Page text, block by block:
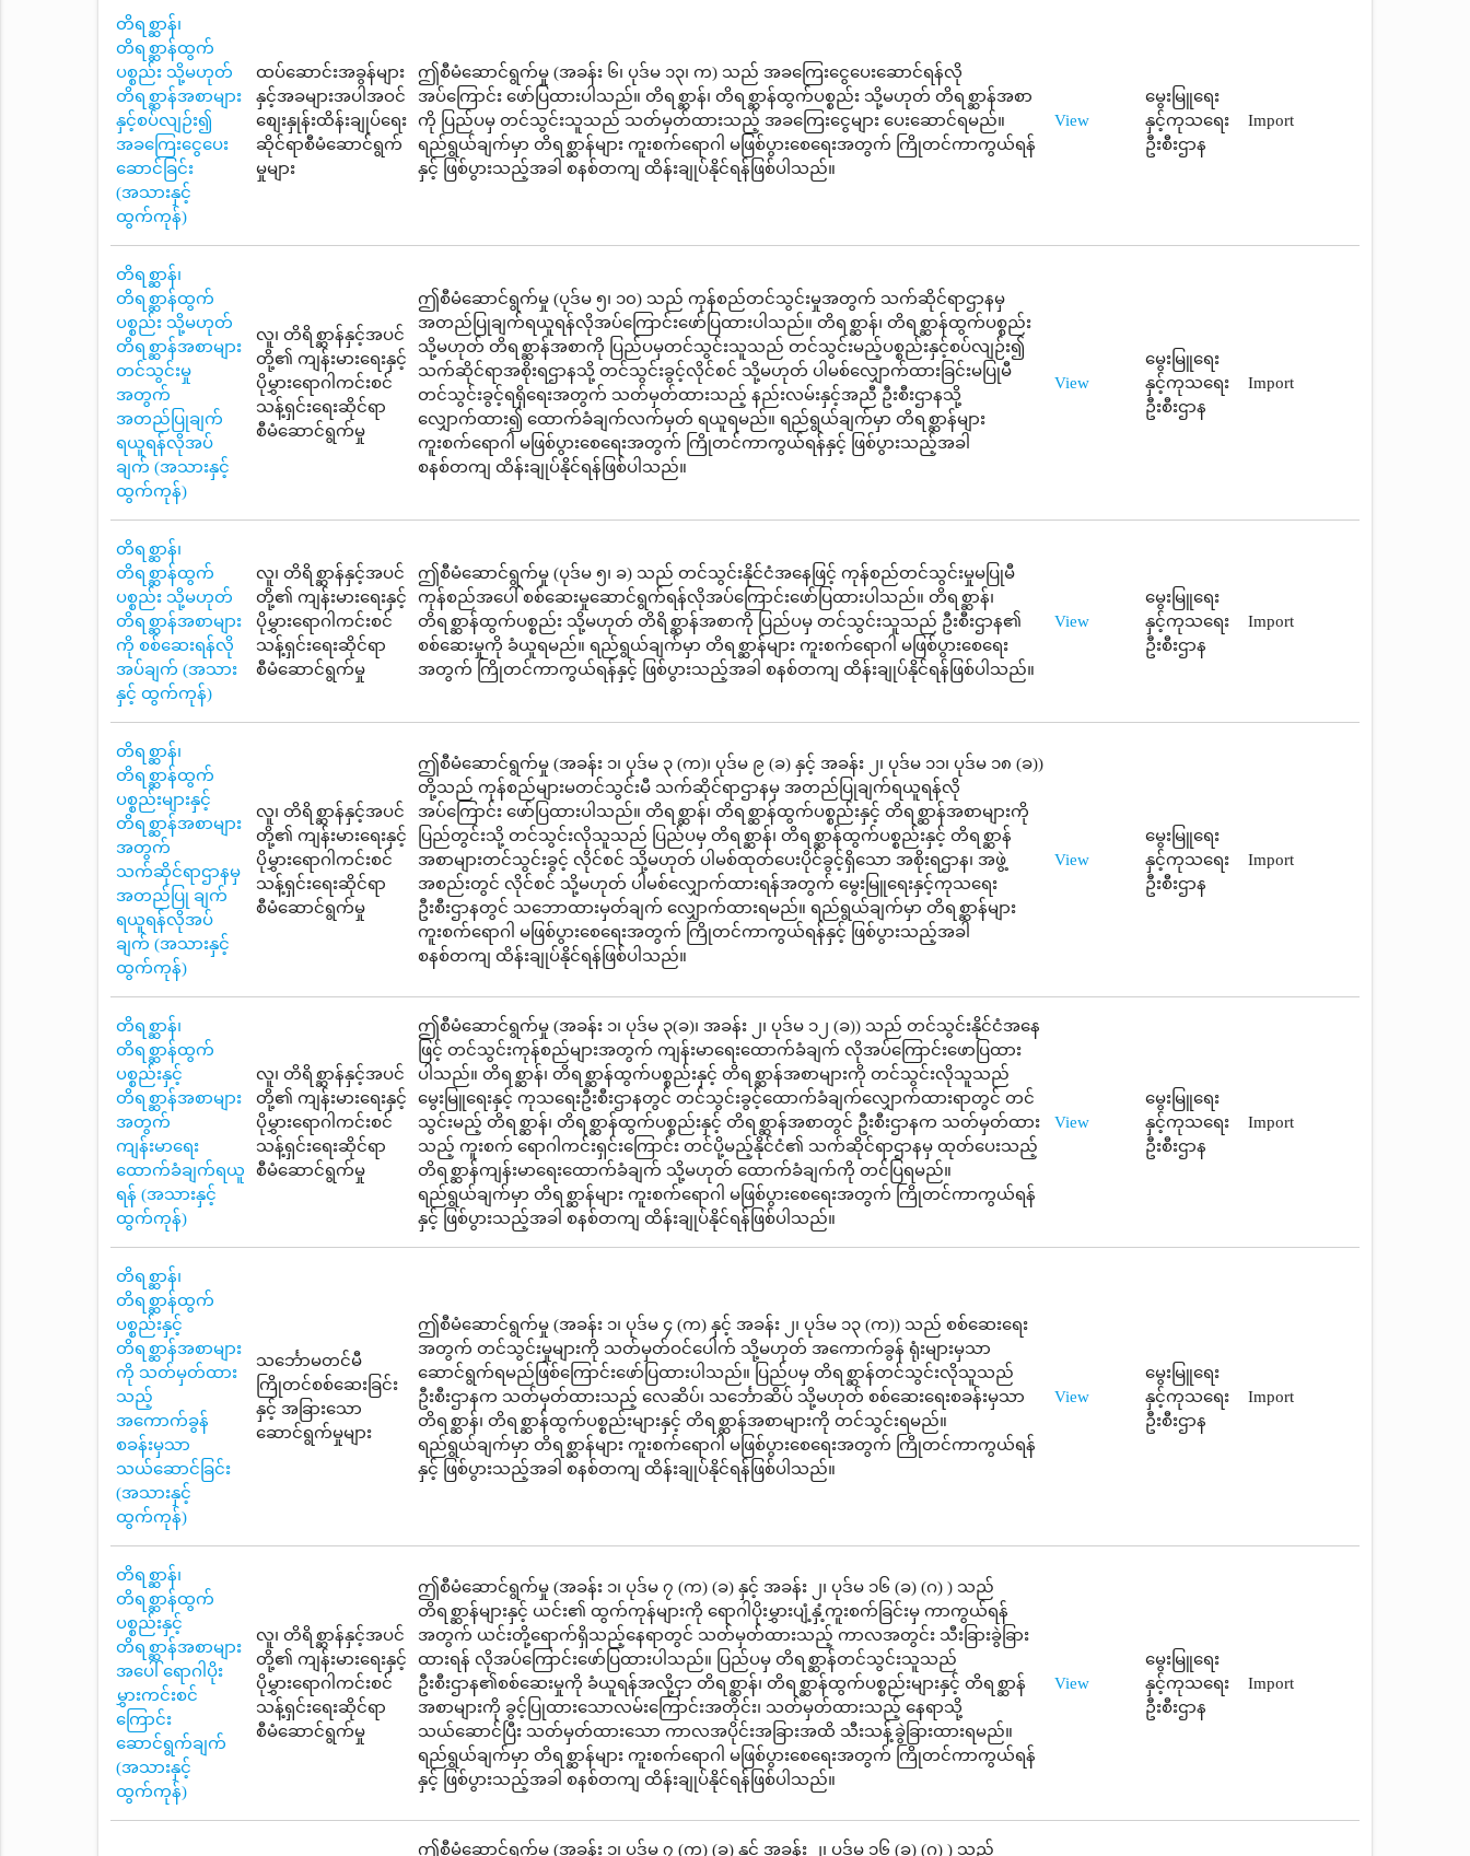
တိရစ္ဆာန်၊
တိရစ္ဆာန်ထွက်
ပစ္စည်း သို့မဟုတ်
တိရစ္ဆာန်အစာများ
နှင့်စပ်လျဉ်း၍
အခကြေးငွေပေး
ဆောင်ခြင်း
(အသားနှင့်
ထွက်ကုန်)
ထပ်ဆောင်းအခွန်များ
နှင့်အခများအပါအဝင်
စျေးနှုန်းထိန်းချုပ်ရေး
ဆိုင်ရာစီမံဆောင်ရွက်
မှုများ
ဤစီမံဆောင်ရွက်မှု (အခန်း ၆၊ ပုဒ်မ ၁၃၊ က) သည် အခကြေးငွေပေးဆောင်ရန်လို
အပ်ကြောင်း ဖော်ပြထားပါသည်။ တိရစ္ဆာန်၊ တိရစ္ဆာန်ထွက်ပစ္စည်း သို့မဟုတ် တိရစ္ဆာန်အစာ
ကို ပြည်ပမှ တင်သွင်းသူသည် သတ်မှတ်ထားသည့် အခကြေးငွေများ ပေးဆောင်ရမည်။
ရည်ရွယ်ချက်မှာ တိရစ္ဆာန်များ ကူးစက်ရောဂါ မဖြစ်ပွားစေရေးအတွက် ကြိုတင်ကာကွယ်ရန်
နှင့် ဖြစ်ပွားသည့်အခါ စနစ်တကျ ထိန်းချုပ်နိုင်ရန်ဖြစ်ပါသည်။
View
မွေးမြူရေး
နှင့်ကုသရေး
ဦးစီးဌာန
Import
တိရစ္ဆာန်၊
တိရစ္ဆာန်ထွက်
ပစ္စည်း သို့မဟုတ်
တိရစ္ဆာန်အစာများ
တင်သွင်းမှု
အတွက်
အတည်ပြုချက်
ရယူရန်လိုအပ်
ချက် (အသားနှင့်
ထွက်ကုန်)
လူ၊ တိရိစ္ဆာန်နှင့်အပင်
တို့၏ ကျန်းမားရေးနှင့်
ပိုမွှားရောဂါကင်းစင်
သန့်ရှင်းရေးဆိုင်ရာ
စီမံဆောင်ရွက်မှု
ဤစီမံဆောင်ရွက်မှု (ပုဒ်မ ၅၊ ၁၀) သည် ကုန်စည်တင်သွင်းမှုအတွက် သက်ဆိုင်ရာဌာနမှ
အတည်ပြုချက်ရယူရန်လိုအပ်ကြောင်းဖော်ပြထားပါသည်။ တိရစ္ဆာန်၊ တိရစ္ဆာန်ထွက်ပစ္စည်း
သို့မဟုတ် တိရစ္ဆာန်အစာကို ပြည်ပမှတင်သွင်းသူသည် တင်သွင်းမည့်ပစ္စည်းနှင့်စပ်လျဉ်း၍
သက်ဆိုင်ရာအစိုးရဌာနသို့ တင်သွင်းခွင့်လိုင်စင် သို့မဟုတ် ပါမစ်လျှောက်ထားခြင်းမပြုမီ
တင်သွင်းခွင့်ရရှိရေးအတွက် သတ်မှတ်ထားသည့် နည်းလမ်းနှင့်အညီ ဦးစီးဌာနသို့
လျှောက်ထား၍ ထောက်ခံချက်လက်မှတ် ရယူရမည်။ ရည်ရွယ်ချက်မှာ တိရစ္ဆာန်များ
ကူးစက်ရောဂါ မဖြစ်ပွားစေရေးအတွက် ကြိုတင်ကာကွယ်ရန်နှင့် ဖြစ်ပွားသည့်အခါ
စနစ်တကျ ထိန်းချုပ်နိုင်ရန်ဖြစ်ပါသည်။
View
မွေးမြူရေး
နှင့်ကုသရေး
ဦးစီးဌာန
Import
တိရစ္ဆာန်၊
တိရစ္ဆာန်ထွက်
ပစ္စည်း သို့မဟုတ်
တိရစ္ဆာန်အစာများ
ကို စစ်ဆေးရန်လို
အပ်ချက် (အသား
နှင့် ထွက်ကုန်)
လူ၊ တိရိစ္ဆာန်နှင့်အပင်
တို့၏ ကျန်းမားရေးနှင့်
ပိုမွှားရောဂါကင်းစင်
သန့်ရှင်းရေးဆိုင်ရာ
စီမံဆောင်ရွက်မှု
ဤစီမံဆောင်ရွက်မှု (ပုဒ်မ ၅၊ ခ) သည် တင်သွင်းနိုင်ငံအနေဖြင့် ကုန်စည်တင်သွင်းမှုမပြုမီ
ကုန်စည်အပေါ် စစ်ဆေးမှုဆောင်ရွက်ရန်လိုအပ်ကြောင်းဖော်ပြထားပါသည်။ တိရစ္ဆာန်၊
တိရစ္ဆာန်ထွက်ပစ္စည်း သို့မဟုတ် တိရိစ္ဆာန်အစာကို ပြည်ပမှ တင်သွင်းသူသည် ဦးစီးဌာန၏
စစ်ဆေးမှုကို ခံယူရမည်။ ရည်ရွယ်ချက်မှာ တိရစ္ဆာန်များ ကူးစက်ရောဂါ မဖြစ်ပွားစေရေး
အတွက် ကြိုတင်ကာကွယ်ရန်နှင့် ဖြစ်ပွားသည့်အခါ စနစ်တကျ ထိန်းချုပ်နိုင်ရန်ဖြစ်ပါသည်။
View
မွေးမြူရေး
နှင့်ကုသရေး
ဦးစီးဌာန
Import
တိရစ္ဆာန်၊
တိရစ္ဆာန်ထွက်
ပစ္စည်းများနှင့်
တိရစ္ဆာန်အစာများ
အတွက်
သက်ဆိုင်ရာဌာနမှ
အတည်ပြု ချက်
ရယူရန်လိုအပ်
ချက် (အသားနှင့်
ထွက်ကုန်)
လူ၊ တိရိစ္ဆာန်နှင့်အပင်
တို့၏ ကျန်းမားရေးနှင့်
ပိုမွှားရောဂါကင်းစင်
သန့်ရှင်းရေးဆိုင်ရာ
စီမံဆောင်ရွက်မှု
ဤစီမံဆောင်ရွက်မှု (အခန်း ၁၊ ပုဒ်မ ၃ (က)၊ ပုဒ်မ ၉ (ခ) နှင့် အခန်း ၂၊ ပုဒ်မ ၁၁၊ ပုဒ်မ ၁၈ (ခ))
တို့သည် ကုန်စည်များမတင်သွင်းမီ သက်ဆိုင်ရာဌာနမှ အတည်ပြုချက်ရယူရန်လို
အပ်ကြောင်း ဖော်ပြထားပါသည်။ တိရစ္ဆာန်၊ တိရစ္ဆာန်ထွက်ပစ္စည်းနှင့် တိရစ္ဆာန်အစာများကို
ပြည်တွင်းသို့ တင်သွင်းလိုသူသည် ပြည်ပမှ တိရစ္ဆာန်၊ တိရစ္ဆာန်ထွက်ပစ္စည်းနှင့် တိရစ္ဆာန်
အစာများတင်သွင်းခွင့် လိုင်စင် သို့မဟုတ် ပါမစ်ထုတ်ပေးပိုင်ခွင့်ရှိသော အစိုးရဌာန၊ အဖွဲ့
အစည်းတွင် လိုင်စင် သို့မဟုတ် ပါမစ်လျှောက်ထားရန်အတွက် မွေးမြူရေးနှင့်ကုသရေး
ဦးစီးဌာနတွင် သဘောထားမှတ်ချက် လျှောက်ထားရမည်။ ရည်ရွယ်ချက်မှာ တိရစ္ဆာန်များ
ကူးစက်ရောဂါ မဖြစ်ပွားစေရေးအတွက် ကြိုတင်ကာကွယ်ရန်နှင့် ဖြစ်ပွားသည့်အခါ
စနစ်တကျ ထိန်းချုပ်နိုင်ရန်ဖြစ်ပါသည်။
View
မွေးမြူရေး
နှင့်ကုသရေး
ဦးစီးဌာန
Import
တိရစ္ဆာန်၊
တိရစ္ဆာန်ထွက်
ပစ္စည်းနှင့်
တိရစ္ဆာန်အစာများ
အတွက်
ကျန်းမာရေး
ထောက်ခံချက်ရယူ
ရန် (အသားနှင့်
ထွက်ကုန်)
လူ၊ တိရိစ္ဆာန်နှင့်အပင်
တို့၏ ကျန်းမားရေးနှင့်
ပိုမွှားရောဂါကင်းစင်
သန့်ရှင်းရေးဆိုင်ရာ
စီမံဆောင်ရွက်မှု
ဤစီမံဆောင်ရွက်မှု (အခန်း ၁၊ ပုဒ်မ ၃(ခ)၊ အခန်း ၂၊ ပုဒ်မ ၁၂ (ခ)) သည် တင်သွင်းနိုင်ငံအနေ
ဖြင့် တင်သွင်းကုန်စည်များအတွက် ကျန်းမာရေးထောက်ခံချက် လိုအပ်ကြောင်းဖောပြထား
ပါသည်။ တိရစ္ဆာန်၊ တိရစ္ဆာန်ထွက်ပစ္စည်းနှင့် တိရစ္ဆာန်အစာများကို တင်သွင်းလိုသူသည်
မွေးမြူရေးနှင့် ကုသရေးဦးစီးဌာနတွင် တင်သွင်းခွင့်ထောက်ခံချက်လျှောက်ထားရာတွင် တင်
သွင်းမည့် တိရစ္ဆာန်၊ တိရစ္ဆာန်ထွက်ပစ္စည်းနှင့် တိရစ္ဆာန်အစာတွင် ဦးစီးဌာနက သတ်မှတ်ထား
သည့် ကူးစက် ရောဂါကင်းရှင်းကြောင်း တင်ပို့မည့်နိုင်ငံ၏ သက်ဆိုင်ရာဌာနမှ ထုတ်ပေးသည့်
တိရစ္ဆာန်ကျန်းမာရေးထောက်ခံချက် သို့မဟုတ် ထောက်ခံချက်ကို တင်ပြရမည်။
ရည်ရွယ်ချက်မှာ တိရစ္ဆာန်များ ကူးစက်ရောဂါ မဖြစ်ပွားစေရေးအတွက် ကြိုတင်ကာကွယ်ရန်
နှင့် ဖြစ်ပွားသည့်အခါ စနစ်တကျ ထိန်းချုပ်နိုင်ရန်ဖြစ်ပါသည်။
View
မွေးမြူရေး
နှင့်ကုသရေး
ဦးစီးဌာန
Import
တိရစ္ဆာန်၊
တိရစ္ဆာန်ထွက်
ပစ္စည်းနှင့်
တိရစ္ဆာန်အစာများ
ကို သတ်မှတ်ထား
သည့်
အကောက်ခွန်
စခန်းမှသာ
သယ်ဆောင်ခြင်း
(အသားနှင့်
ထွက်ကုန်)
သင်္ဘောမတင်မီ
ကြိုတင်စစ်ဆေးခြင်း
နှင့် အခြားသော
ဆောင်ရွက်မှုများ
ဤစီမံဆောင်ရွက်မှု (အခန်း ၁၊ ပုဒ်မ ၄ (က) နှင့် အခန်း ၂၊ ပုဒ်မ ၁၃ (က)) သည် စစ်ဆေးရေး
အတွက် တင်သွင်းမှုများကို သတ်မှတ်ဝင်ပေါက် သို့မဟုတ် အကောက်ခွန် ရုံးများမှသာ
ဆောင်ရွက်ရမည်ဖြစ်ကြောင်းဖော်ပြထားပါသည်။ ပြည်ပမှ တိရစ္ဆာန်တင်သွင်းလိုသူသည်
ဦးစီးဌာနက သတ်မှတ်ထားသည့် လေဆိပ်၊ သင်္ဘောဆိပ် သို့မဟုတ် စစ်ဆေးရေးစခန်းမှသာ
တိရစ္ဆာန်၊ တိရစ္ဆာန်ထွက်ပစ္စည်းများနှင့် တိရစ္ဆာန်အစာများကို တင်သွင်းရမည်။
ရည်ရွယ်ချက်မှာ တိရစ္ဆာန်များ ကူးစက်ရောဂါ မဖြစ်ပွားစေရေးအတွက် ကြိုတင်ကာကွယ်ရန်
နှင့် ဖြစ်ပွားသည့်အခါ စနစ်တကျ ထိန်းချုပ်နိုင်ရန်ဖြစ်ပါသည်။
View
မွေးမြူရေး
နှင့်ကုသရေး
ဦးစီးဌာန
Import
တိရစ္ဆာန်၊
တိရစ္ဆာန်ထွက်
ပစ္စည်းနှင့်
တိရစ္ဆာန်အစာများ
အပေါ် ရောဂါပိုး
မွှားကင်းစင်
ကြောင်း
ဆောင်ရွက်ချက်
(အသားနှင့်
ထွက်ကုန်)
လူ၊ တိရိစ္ဆာန်နှင့်အပင်
တို့၏ ကျန်းမားရေးနှင့်
ပိုမွှားရောဂါကင်းစင်
သန့်ရှင်းရေးဆိုင်ရာ
စီမံဆောင်ရွက်မှု
ဤစီမံဆောင်ရွက်မှု (အခန်း ၁၊ ပုဒ်မ ၇ (က) (ခ) နှင့် အခန်း ၂၊ ပုဒ်မ ၁၆ (ခ) (ဂ) ) သည်
တိရစ္ဆာန်များနှင့် ယင်း၏ ထွက်ကုန်များကို ရောဂါပိုးမွှားပျံ့နှံ့ကူးစက်ခြင်းမှ ကာကွယ်ရန်
အတွက် ယင်းတို့ရောက်ရှိသည့်နေရာတွင် သတ်မှတ်ထားသည့် ကာလအတွင်း သီးခြားခွဲခြား
ထားရန် လိုအပ်ကြောင်းဖော်ပြထားပါသည်။ ပြည်ပမှ တိရစ္ဆာန်တင်သွင်းသူသည်
ဦးစီးဌာန၏စစ်ဆေးမှုကို ခံယူရန်အလို့ငှာ တိရစ္ဆာန်၊ တိရစ္ဆာန်ထွက်ပစ္စည်းများနှင့် တိရစ္ဆာန်
အစာများကို ခွင့်ပြုထားသောလမ်းကြောင်းအတိုင်း၊ သတ်မှတ်ထားသည့် နေရာသို့
သယ်ဆောင်ပြီး သတ်မှတ်ထားသော ကာလအပိုင်းအခြားအထိ သီးသန့်ခွဲခြားထားရမည်။
ရည်ရွယ်ချက်မှာ တိရစ္ဆာန်များ ကူးစက်ရောဂါ မဖြစ်ပွားစေရေးအတွက် ကြိုတင်ကာကွယ်ရန်
နှင့် ဖြစ်ပွားသည့်အခါ စနစ်တကျ ထိန်းချုပ်နိုင်ရန်ဖြစ်ပါသည်။
View
မွေးမြူရေး
နှင့်ကုသရေး
ဦးစီးဌာန
Import
ဤစီမံဆောင်ရွက်မှု (အခန်း ၁၊ ပုဒ်မ ၇ (က) (ခ) နှင့် အခန်း ၂၊ ပုဒ်မ ၁၆ (ခ) (ဂ) ) သည်